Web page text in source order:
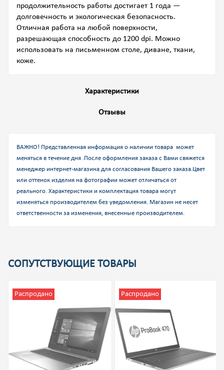
продолжительность работы достигает 1 года —
долговечность и экологическая безопасность.
Отличная работа на любой поверхности,
разрешающая способность до 1200 dpi. Можно
использовать на письменном столе, диване, ткани,
коже.
Характеристики
Отзывы
ВАЖНО! Представленная информация о наличии товара может
меняться в течение дня .После оформления заказа с Вами свяжется
менеджер интернет-магазина для согласования Вашего заказа.Цвет
или оттенок изделия на фотографии может отличаться от
реального. Характеристики и комплектация товара могут
изменяться производителем без уведомления. Магазин не несет
ответственности за изменения, внесенные производителем.
СОПУТСТВУЮЩИЕ ТОВАРЫ
Распродано Распродано